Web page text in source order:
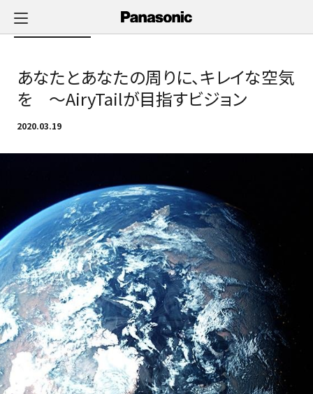
プ
あなたとあなたの周りに、キレイな空気
を ～AiryTailが目指すビジョン
2020.03.19